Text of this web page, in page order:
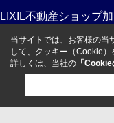
LIXIL不動産ショップ
当サイトでは、お客様の当
して、クッキー（Cookie）
詳しくは、当社の 「